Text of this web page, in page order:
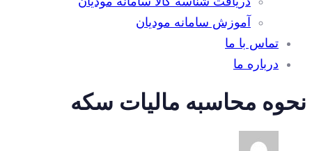
آموزش سامانه مودیان
تماس با ما
درباره ما
نحوه محاسبه مالیات سکه